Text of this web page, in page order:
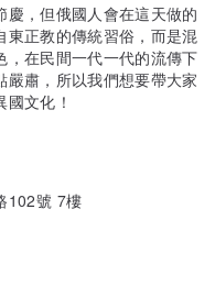
慶，但俄國人會在這天做的
東正教的傳統習俗，而是混
，在民間一代一代的流傳下
嚴肅，所以我們想要帶大家
文化！
102號 7樓